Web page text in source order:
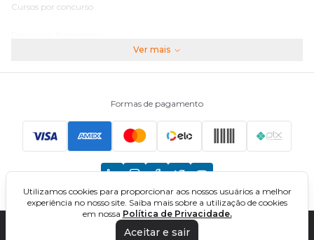
Cursos por concurso
Principais Concursos
CNU
TCU
Ver mais
Formas de pagamento
DIREÇÃO CONCURSOS - CURSOS ONLINE PARA CONCURSOS. TODOS OS
Utilizamos cookies para proporcionar aos nossos usuários a melhor
experiência no nosso site. Saiba mais sobre a utilização de cookies
em nossa Política de Privacidade.
Aceitar e sair